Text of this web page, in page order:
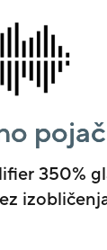
350%